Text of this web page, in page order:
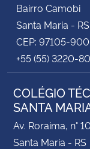
Bairro Camobi
Santa Maria - RS
CEP: 97105-900
+55 (55) 3220-
COLÉGIO
SANTA
Av. Roraima, n°
Santa Maria - RS